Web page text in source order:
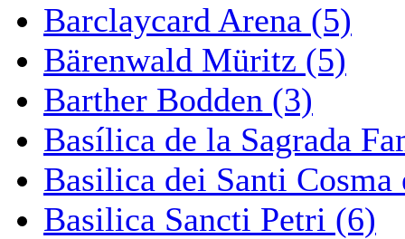
Barclaycard Arena (5)
Bärenwald Müritz (5)
Barther Bodden (3)
Basílica de la Sagrada
Basilica dei Santi
Basilica Sancti Petri (6)